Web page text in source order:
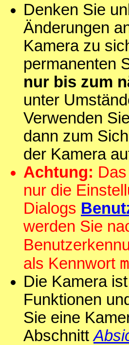
Denken Sie
Änderungen
Kamera zu
permanenten
nur bis zum
unter
Verwenden
dann zum
der Kamera
Achtung:
nur die
Dialogs
werden Sie
als Kennwort
Die Kamera
Funktionen
Sie eine
Abschnitt